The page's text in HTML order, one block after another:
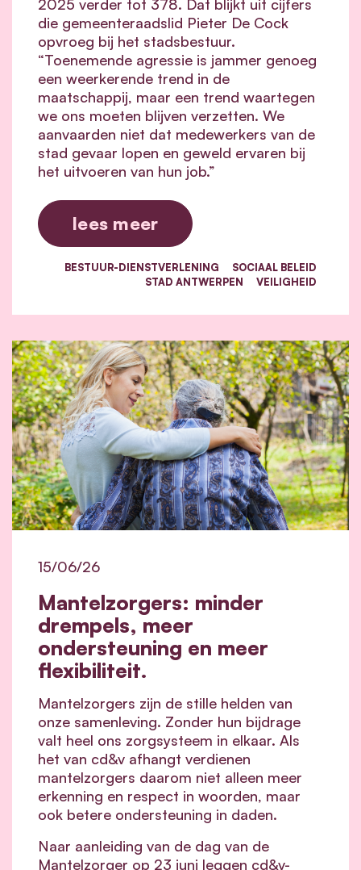
2025 verder tot 378. Dat blijkt uit cijfers
die gemeenteraadslid Pieter De Cock
opvroeg bij het stadsbestuur.
“Toenemende agressie is jammer genoeg
een weerkerende trend in de
maatschappij, maar een trend waartegen
we ons moeten blijven verzetten. We
aanvaarden niet dat medewerkers van de
stad gevaar lopen en geweld ervaren bij
het uitvoeren van hun job.”
lees meer
BESTUUR-DIENSTVERLENING
SOCIAAL BELEID
STAD ANTWERPEN
VEILIGHEID
Mantelzorgers: minder
drempels, meer
ondersteuning en meer
flexibiliteit.
15/06/26
Mantelzorgers zijn de stille helden van
onze samenleving. Zonder hun bijdrage
valt heel ons zorgsysteem in elkaar. Als
het van cd&v afhangt verdienen
mantelzorgers daarom niet alleen meer
erkenning en respect in woorden, maar
ook betere ondersteuning in daden.
Naar aanleiding van de dag van de
Mantelzorger op 23 juni leggen cd&v-